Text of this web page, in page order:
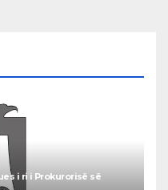
i ri i Prokurorisë së